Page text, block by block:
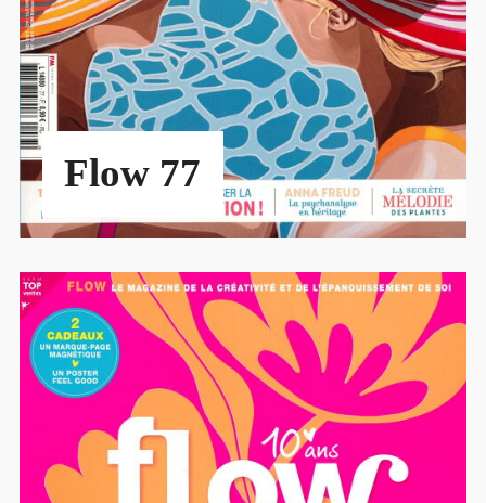
Flow 77